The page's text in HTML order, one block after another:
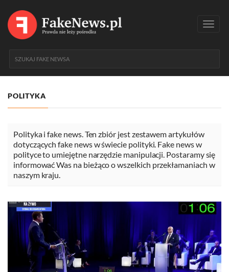
POLITYKA
Polityka i fake news. Ten zbiór jest zestawem artykułów
dotyczących fake news w świecie polityki. Fake news w
polityce to umiejętne narzędzie manipulacji. Postaramy się
informować Was na bieżąco o wszelkich przekłamaniach w
naszym kraju.